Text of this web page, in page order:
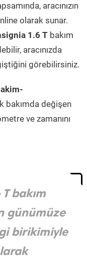
aracınızın
olarak sunar.
1.6 T bakım
aracınızda
görebilirsiniz.
bakımda değişen
ve zamanını
bakım
günümüze
birikimiyle